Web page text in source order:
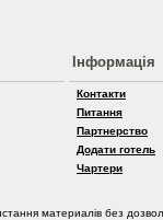
Інформація
Контакти
Питання
Партнерство
Додати готель
Чартери
материалів без